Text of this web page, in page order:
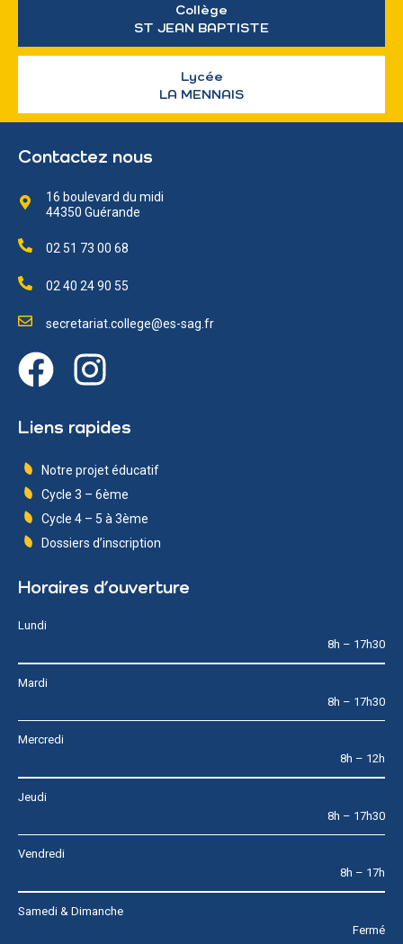
Collège
ST JEAN BAPTISTE
Lycée
LA MENNAIS
Contactez nous
16 boulevard du midi
44350 Guérande
02 51 73 00 68
02 40 24 90 55
secretariat.college@es-sag.fr
Liens rapides
Notre projet éducatif
Cycle 3 – 6ème
Cycle 4 – 5 à 3ème
Dossiers d’inscription
Horaires d’ouverture
Lundi
8h – 17h30
Mardi
8h – 17h30
Mercredi
8h – 12h
Jeudi
8h – 17h30
Vendredi
8h – 17h
Samedi & Dimanche
Fermé